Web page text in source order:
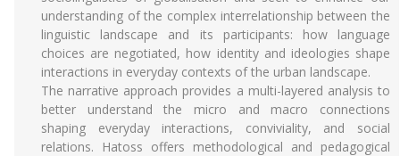
understanding of the complex interrelationship between the
linguistic landscape and its participants: how language
choices are negotiated, how identity and ideologies shape
interactions in everyday contexts of the urban landscape.
The narrative approach provides a multi-layered analysis to
better understand the micro and macro connections
shaping everyday interactions, conviviality, and social
relations. Hatoss offers methodological and pedagogical